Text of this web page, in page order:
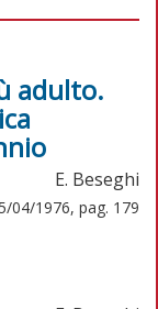
adulto.
E. Beseghi
04/1976, pag. 179